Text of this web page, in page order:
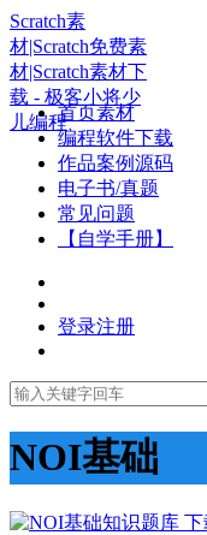
Scratch素
材|Scratch免费素
材|Scratch素材下
载 - 极客小将少
儿编程首页素材
编程软件下载
作品案例源码
电子书/真题
常见问题
【自学手册】
登录注册
NOI基础